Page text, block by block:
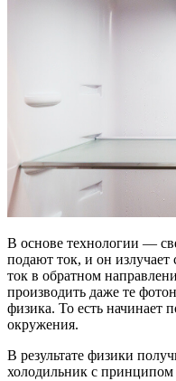
В основе технологии —
подают ток, и он
ток в обратном
производить даже те
физика. То есть начинает
окружения.
В результате физики
холодильник с принципом